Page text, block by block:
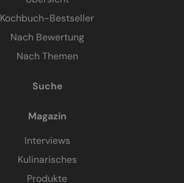
Kochbuch-Bestseller
Nach Bewertung
Nach Themen
Suche
Magazin
Interviews
Kulinarisches
Produkte